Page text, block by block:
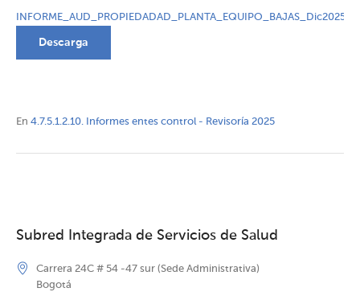
INFORME_AUD_PROPIEDADAD_PLANTA_EQUIPO_BAJAS_Dic2025
Descarga
En 4.7.5.1.2.10. Informes entes control - Revisoría 2025
Subred Integrada de Servicios de Salud
Carrera 24C # 54 -47 sur (Sede Administrativa)
Bogotá